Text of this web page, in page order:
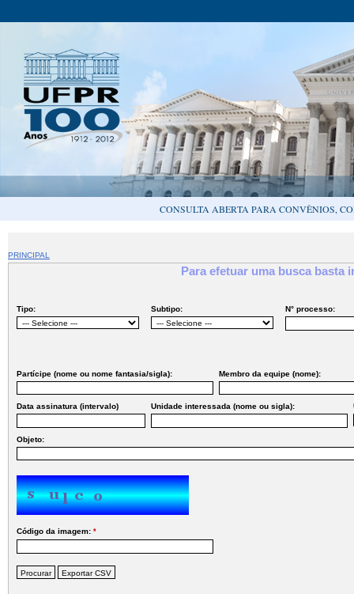
CONSULTA ABERTA PARA CONVÊNIOS,
PRINCIPAL
Para efetuar uma busca basta
Tipo: Subtipo: N° processo:
Partícipe (nome ou nome fantasia/sigla): Membro da equipe (nome):
Data assinatura (intervalo) Unidade interessada (nome ou sigla):
Objeto:
Código da imagem: *